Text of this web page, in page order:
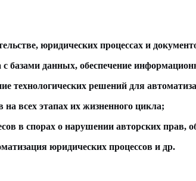
юридических процессах и
данных, обеспечение
технологических решений для
всех этапах их жизненного цикла;
в спорах о нарушении авторских прав,
юридических процессов и др.